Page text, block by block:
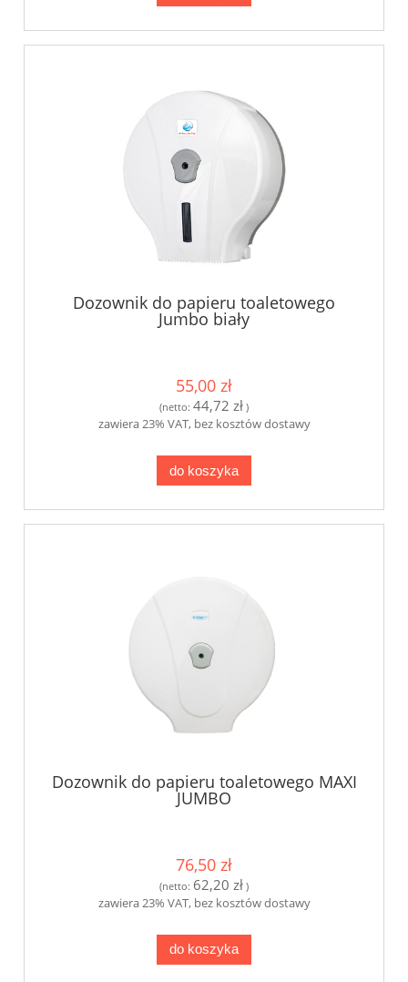
Dozownik do papieru toaletowego
Jumbo biały
55,00 zł
(netto: 44,72 zł )
zawiera 23% VAT, bez kosztów dostawy
do koszyka
Dozownik do papieru toaletowego MAXI
JUMBO
76,50 zł
(netto: 62,20 zł )
zawiera 23% VAT, bez kosztów dostawy
do koszyka